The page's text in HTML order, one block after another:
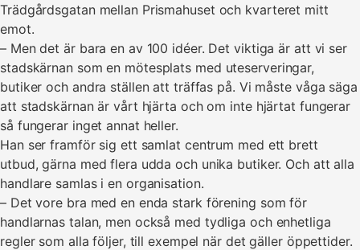
Trädgårdsgatan mellan Prismahuset och kvarteret mitt
emot.
– Men det är bara en av 100 idéer. Det viktiga är att vi ser
stadskärnan som en mötesplats med uteserveringar,
butiker och andra ställen att träffas på. Vi måste våga säga
att stadskärnan är vårt hjärta och om inte hjärtat fungerar
så fungerar inget annat heller.
Han ser framför sig ett samlat centrum med ett brett
utbud, gärna med flera udda och unika butiker. Och att alla
handlare samlas i en organisation.
– Det vore bra med en enda stark förening som för
handlarnas talan, men också med tydliga och enhetliga
regler som alla följer, till exempel när det gäller öppettider.